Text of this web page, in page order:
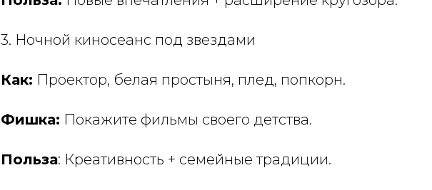
3. Ночной киносеанс под звездами
Как: Проектор, белая простыня, плед, попкорн.
Фишка: Покажите фильмы своего детства.
Польза: Креативность + семейные традиции.